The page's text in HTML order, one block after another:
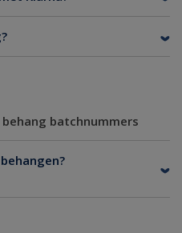
batchnummers